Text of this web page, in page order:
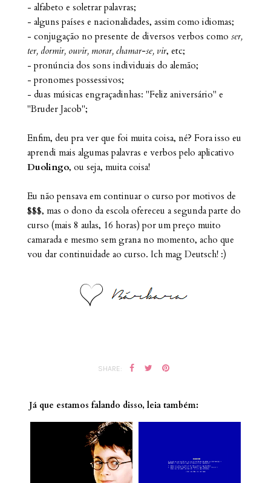
- alfabeto e soletrar palavras;
- alguns países e nacionalidades, assim como idiomas;
- conjugação no presente de diversos verbos como ser,
ter, dormir, ouvir, morar, chamar-se, vir, etc;
- pronúncia dos sons individuais do alemão;
- pronomes possessivos;
- duas músicas engraçadinhas: "Feliz aniversário" e
"Bruder Jacob";
Enfim, deu pra ver que foi muita coisa, né? Fora isso eu
aprendi mais algumas palavras e verbos pelo aplicativo
Duolingo, ou seja, muita coisa!
Eu não pensava em continuar o curso por motivos de
$$$, mas o dono da escola ofereceu a segunda parte do
curso (mais 8 aulas, 16 horas) por um preço muito
camarada e mesmo sem grana no momento, acho que
vou dar continuidade ao curso. Ich mag Deutsch! :)
SHARE:
Já que estamos falando disso, leia também: